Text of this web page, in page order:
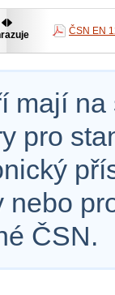
ČSN EN
mají
pro
nebo
ČSN.